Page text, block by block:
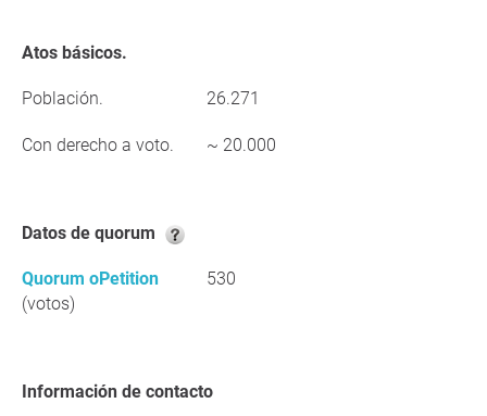
Atos básicos.
Población. 26.271
Con derecho a voto. ~ 20.000
Datos de quorum
Quorum oPetition
(votos)
530
Información de contacto